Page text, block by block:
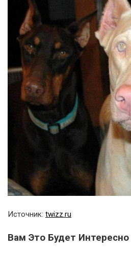
Источник: twizz.ru
Вам Это Будет Интересно